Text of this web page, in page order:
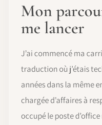
Mon
me lancer
J’ai commencé ma
traduction où j’étais
années dans la même
chargée d’affaires à
occupé le poste